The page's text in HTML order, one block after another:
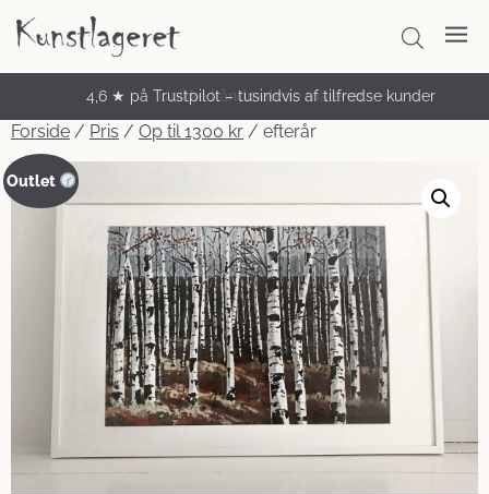
4,6 ★ på Trustpilot – tusindvis af tilfredse kunder
Unikke håndmalede malerier
Forside / Pris / Op til 1300 kr / efterår
Outlet